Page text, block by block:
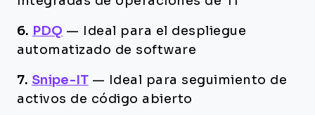
6. PDQ —
Ideal para el despliegue
automatizado de software
7. Snipe-IT —
Ideal para seguimiento de
activos de código abierto